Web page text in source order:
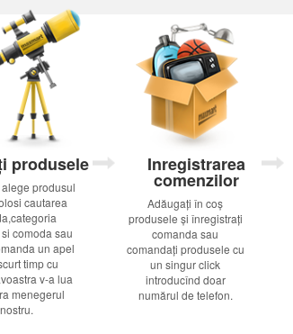
produsele
produsul
cautarea
comoda sau
un apel
timp cu
v-a lua
menegerul
nostru.
Inregistrarea
comenzilor
Adăugați în coș
produsele și înregistrați
comanda sau
comandați produsele cu
un singur click
introducînd doar
numărul de telefon.